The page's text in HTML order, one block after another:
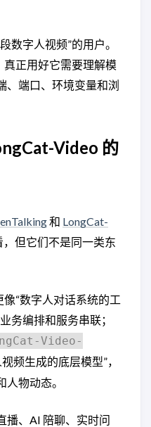
数字人视频”的用户。
真正用好它需要理解模
、端口、环境变量和浏
Video 的
和 LongCat-
但它们不是同一类东
“数字人对话系统的工
务编排和服务串联；
Video-
频生成的底层模型”，
物动态。
播、AI 陪聊、实时问